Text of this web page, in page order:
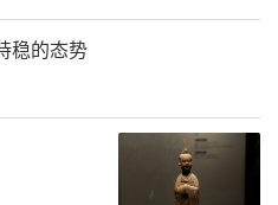
关键部件。这些技术的
了GOA4级全自动无人
且绿色节能。列车最
小时，满员载客量达24
了极大便利。
稳的态势